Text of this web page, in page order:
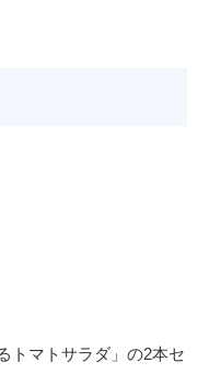
トマトサラダ」の2本セ